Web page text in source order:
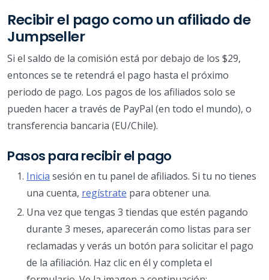
Recibir el pago como un afiliado de
Jumpseller
Si el saldo de la comisión está por debajo de los $29,
entonces se te retendrá el pago hasta el próximo
periodo de pago. Los pagos de los afiliados solo se
pueden hacer a través de PayPal (en todo el mundo), o
transferencia bancaria (EU/Chile).
Pasos para recibir el pago
Inicia sesión en tu panel de afiliados. Si tu no tienes
una cuenta, regístrate para obtener una.
Una vez que tengas 3 tiendas que estén pagando
durante 3 meses, aparecerán como listas para ser
reclamadas y verás un botón para solicitar el pago
de la afiliación. Haz clic en él y completa el